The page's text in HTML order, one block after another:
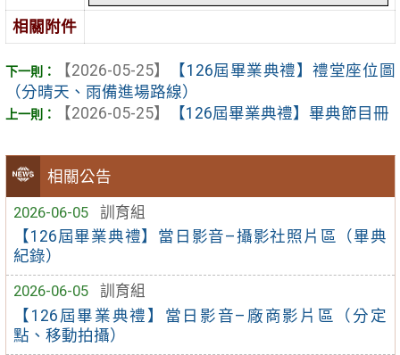
相關公告
2026-06-05
訓育組
【126屆畢業典禮】當日影音–攝影社照片區（畢典
紀錄）
2026-06-05
訓育組
【126屆畢業典禮】當日影音–廠商影片區（分定
點、移動拍攝）
相關附件
【2026-05-25】
【126屆畢業典禮】禮堂座位圖
（分晴天、雨備進場路線）
【2026-05-25】
【126屆畢業典禮】畢典節目冊